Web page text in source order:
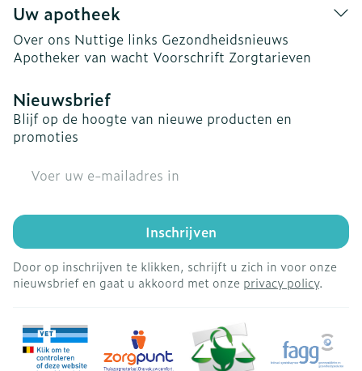
Uw apotheek
Over ons Nuttige links Gezondheidsnieuws
Apotheker van wacht Voorschrift Zorgtarieven
Nieuwsbrief
Blijf op de hoogte van nieuwe producten en
promoties
Inschrijven
Door op inschrijven te klikken, schrijft u zich in voor onze
nieuwsbrief en gaat u akkoord met onze privacy policy.